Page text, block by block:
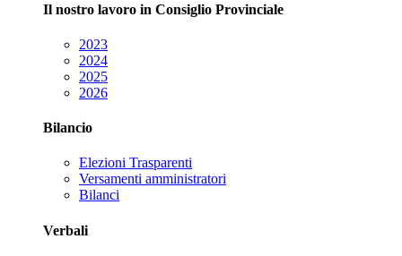
Il nostro lavoro in Consiglio Provinciale
2023
2024
2025
2026
Bilancio
Elezioni Trasparenti
Versamenti amministratori
Bilanci
Verbali